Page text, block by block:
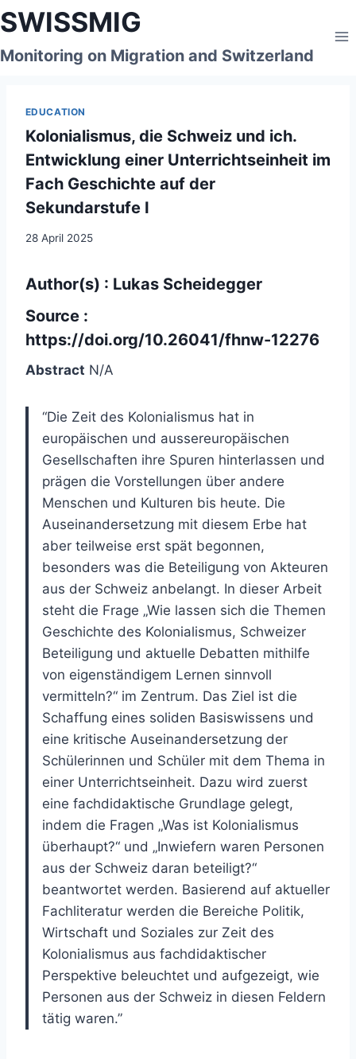
Skip
to
content
SWISSMIG
Monitoring on Migration and Switzerland
EDUCATION
Kolonialismus, die Schweiz und ich.
Entwicklung einer Unterrichtseinheit im
Fach Geschichte auf der
Sekundarstufe I
28 April 2025
Author(s) : Lukas Scheidegger
Source :
https://doi.org/10.26041/fhnw-12276
Abstract N/A
“Die Zeit des Kolonialismus hat in
europäischen und aussereuropäischen
Gesellschaften ihre Spuren hinterlassen und
prägen die Vorstellungen über andere
Menschen und Kulturen bis heute. Die
Auseinandersetzung mit diesem Erbe hat
aber teilweise erst spät begonnen,
besonders was die Beteiligung von Akteuren
aus der Schweiz anbelangt. In dieser Arbeit
steht die Frage „Wie lassen sich die Themen
Geschichte des Kolonialismus, Schweizer
Beteiligung und aktuelle Debatten mithilfe
von eigenständigem Lernen sinnvoll
vermitteln?“ im Zentrum. Das Ziel ist die
Schaffung eines soliden Basiswissens und
eine kritische Auseinandersetzung der
Schülerinnen und Schüler mit dem Thema in
einer Unterrichtseinheit. Dazu wird zuerst
eine fachdidaktische Grundlage gelegt,
indem die Fragen „Was ist Kolonialismus
überhaupt?“ und „Inwiefern waren Personen
aus der Schweiz daran beteiligt?“
beantwortet werden. Basierend auf aktueller
Fachliteratur werden die Bereiche Politik,
Wirtschaft und Soziales zur Zeit des
Kolonialismus aus fachdidaktischer
Perspektive beleuchtet und aufgezeigt, wie
Personen aus der Schweiz in diesen Feldern
tätig waren.”